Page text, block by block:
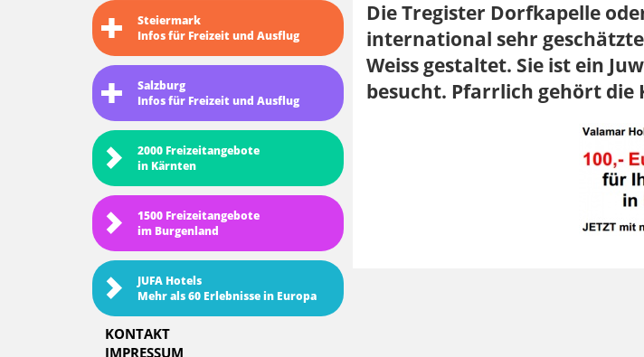
Steiermark
Infos für Freizeit und Ausflug
Salzburg
Infos für Freizeit und Ausflug
2000 Freizeitangebote
in Kärnten
1500 Freizeitangebote
im Burgenland
JUFA Hotels
Mehr als 60 Erlebnisse in Europa
KONTAKT
IMPRESSUM
Die Tregister Dorfkapelle
international sehr
Weiss gestaltet. Sie ist ein
besucht. Pfarrlich gehört die